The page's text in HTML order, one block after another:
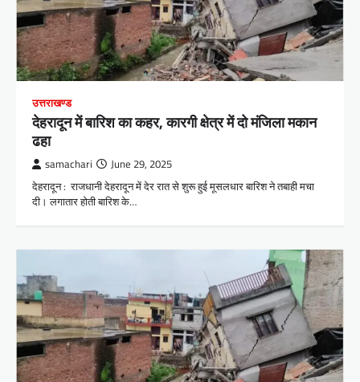
उत्तराखण्ड
देहरादून में बारिश का कहर, कारगी क्षेत्र में दो मंजिला मकान
ढहा
samachari June 29, 2025
देहरादून : राजधानी देहरादून में देर रात से शुरू हुई मूसलधार बारिश ने तबाही मचा
दी। लगातार होती बारिश के…